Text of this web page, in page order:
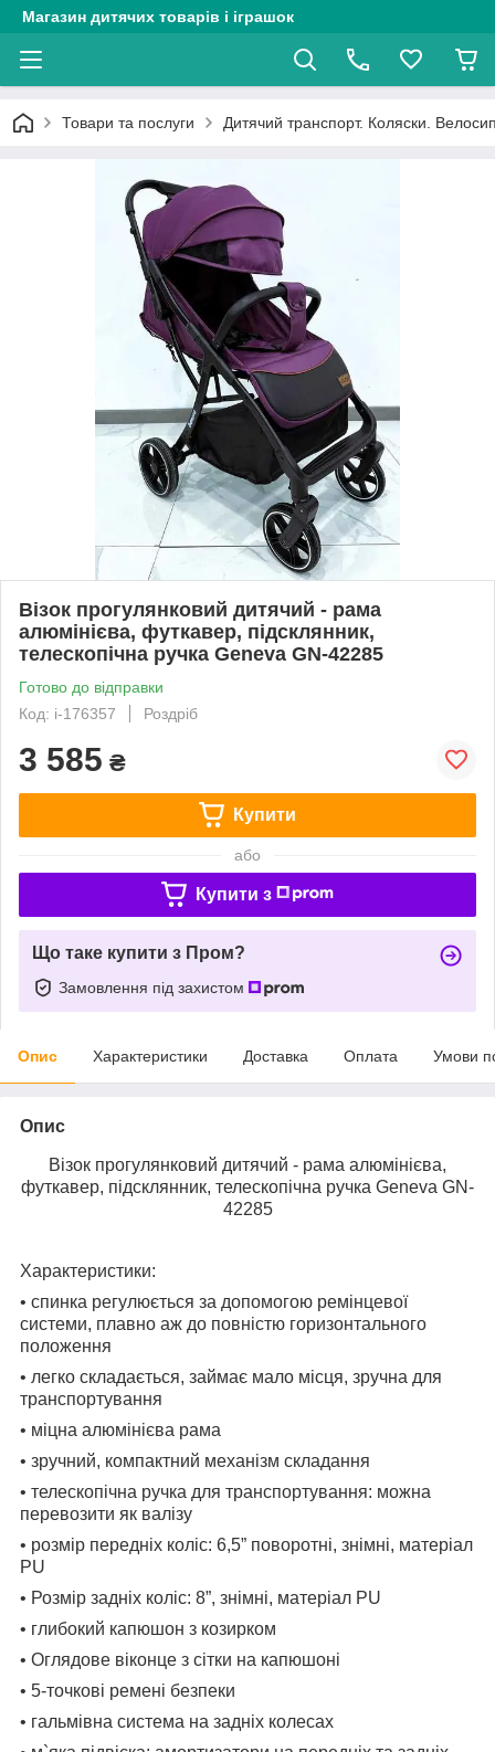
Магазин дитячих товарів і іграшок
Товари та послуги Дитячий транспорт. Коляски.
Візок прогулянковий дитячий - рама
алюмінієва, футкавер, підсклянник,
телескопічна ручка Geneva GN-42285
Готово до відправки
Код: i-176357
Роздріб
3 585 ₴
Купити
або
Купити з
Що таке купити з Пром?
Замовлення під захистом
Опис Характеристики Доставка Оплата Умови
Опис
Візок прогулянковий дитячий - рама алюмінієва,
футкавер, підсклянник, телескопічна ручка Geneva GN-
42285
Характеристики:
• спинка регулюється за допомогою ремінцевої
системи, плавно аж до повністю горизонтального
положення
• легко складається, займає мало місця, зручна для
транспортування
• міцна алюмінієва рама
• зручний, компактний механізм складання
• телескопічна ручка для транспортування: можна
перевозити як валізу
• розмір передніх коліс: 6,5” поворотні, знімні, матеріал
PU
• Розмір задніх коліс: 8”, знімні, матеріал PU
• глибокий капюшон з козирком
• Оглядове віконце з сітки на капюшоні
• 5-точкові ремені безпеки
• гальмівна система на задніх колесах